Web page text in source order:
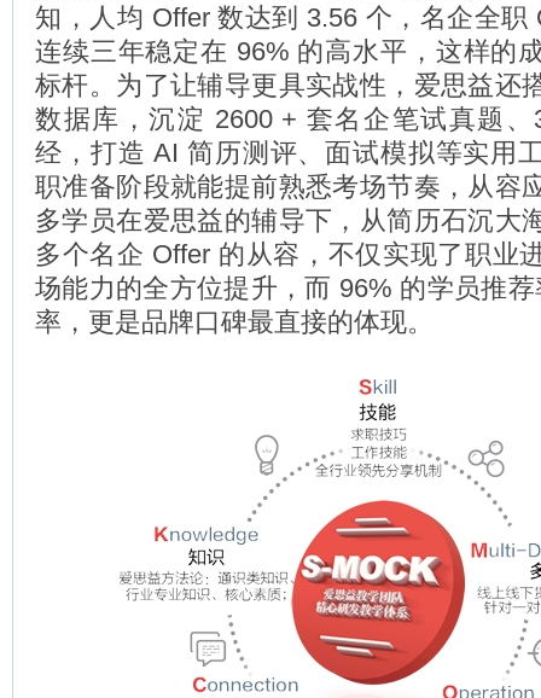
知，人均 Offer 数达到 3.56 个，名企全职
连续三年稳定在 96% 的高水平，这样的
标杆。为了让辅导更具实战性，爱思益还
数据库，沉淀 2600 + 套名企笔试真题、
经，打造 AI 简历测评、面试模拟等实用
职准备阶段就能提前熟悉考场节奏，从容
多学员在爱思益的辅导下，从简历石沉大
多个名企 Offer 的从容，不仅实现了职业
场能力的全方位提升，而 96% 的学员推
率，更是品牌口碑最直接的体现。